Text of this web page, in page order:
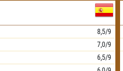
8,5/9
7,0/9
6,5/9